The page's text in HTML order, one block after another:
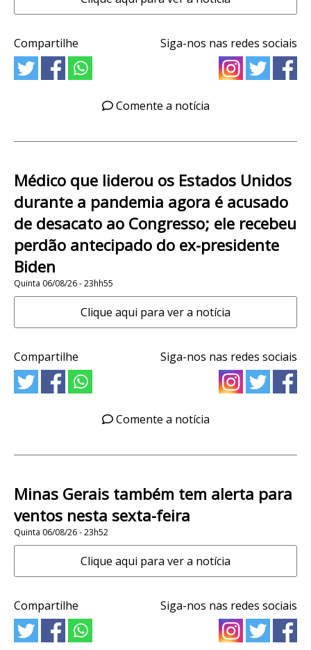
Compartilhe Siga-nos nas redes sociais
Comente a notícia
Médico que liderou os Estados Unidos
durante a pandemia agora é acusado
de desacato ao Congresso; ele recebeu
perdão antecipado do ex-presidente
Biden
Quinta 06/08/26 - 23hh55
Clique aqui para ver a notícia
Compartilhe Siga-nos nas redes sociais
Comente a notícia
Minas Gerais também tem alerta para
ventos nesta sexta-feira
Quinta 06/08/26 - 23h52
Clique aqui para ver a notícia
Compartilhe Siga-nos nas redes sociais